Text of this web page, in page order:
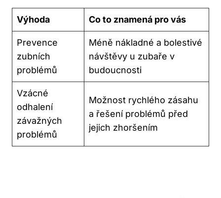
Výhoda Co to znamená pro vás
Prevence
zubních
problémů
Méně nákladné a bolestivé
návštěvy u zubaře v
budoucnosti
Vzácné
odhalení
závažných
problémů
Možnost rychlého zásahu
a řešení problémů před
jejich zhoršením